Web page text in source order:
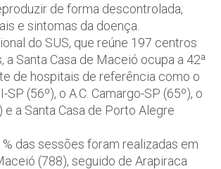
de forma descontrolada,
e sintomas da doença.
do SUS, que reúne 197 centros
a Santa Casa de Maceió ocupa a 42ª
de hospitais de referência como o
(56º), o A.C. Camargo-SP (65º), o
e a Santa Casa de Porto Alegre
das sessões foram realizadas em
(788), seguido de Arapiraca